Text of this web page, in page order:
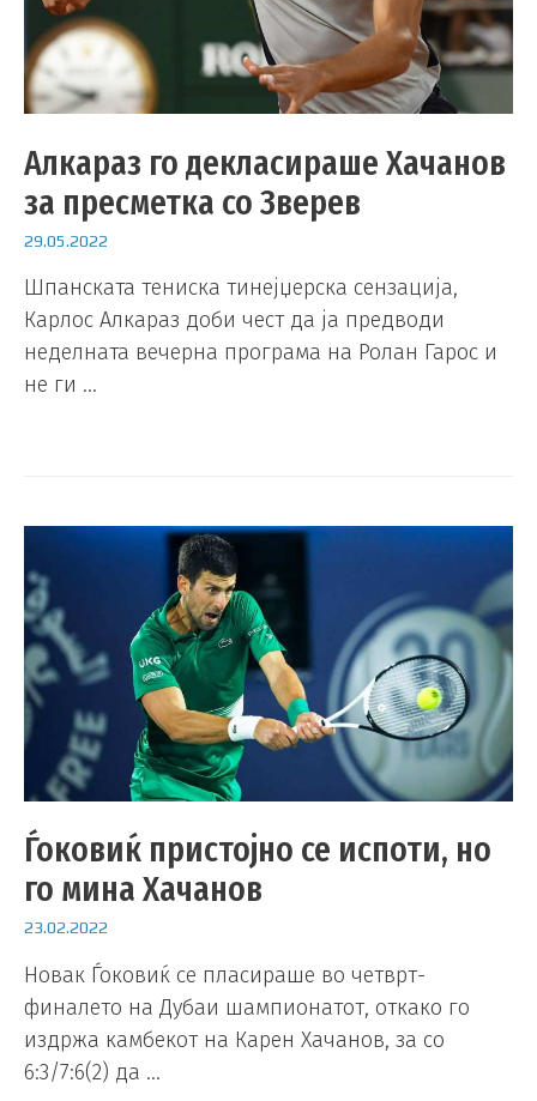
Алкараз го декласираше Хачанов
за пресметка со Зверев
29.05.2022
Шпанската тениска тинејџерска сензација,
Карлос Алкараз доби чест да ја предводи
неделната вечерна програма на Ролан Гарос и
не ги …
Ѓоковиќ пристојно се испоти, но
го мина Хачанов
23.02.2022
Новак Ѓоковиќ се пласираше во четврт-
финалето на Дубаи шампионатот, откако го
издржа камбекот на Карен Хачанов, за со
6:3/7:6(2) да …